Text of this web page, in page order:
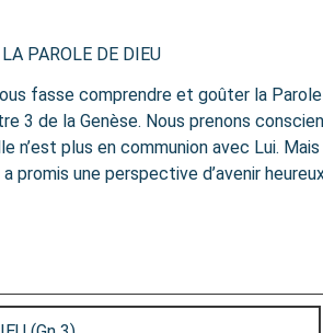
PAROLE DE DIEU
fasse comprendre et goûter la
3 de la Genèse. Nous prenons
n’est plus en communion avec Lui.
promis une perspective d’avenir